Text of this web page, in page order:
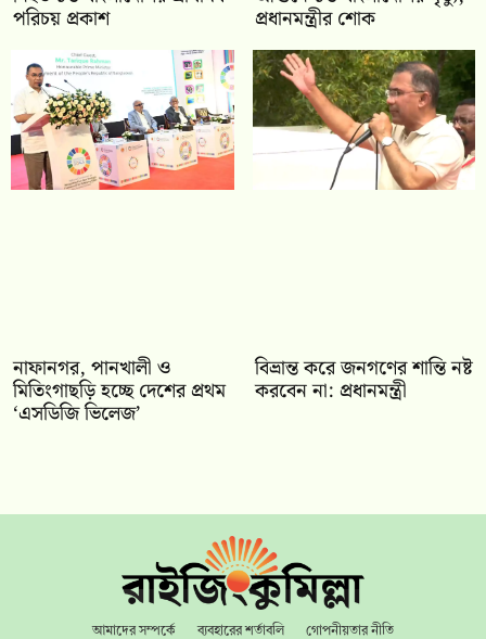
পরিচয় প্রকাশ প্রধানমন্ত্রীর শোক
নাফানগর, পানখালী ও
মিতিংগাছড়ি হচ্ছে দেশের প্রথম
‘এসডিজি ভিলেজ’
বিভ্রান্ত করে জনগণের শান্তি নষ্ট
করবেন না: প্রধানমন্ত্রী
আমাদের সম্পর্কে ব্যবহারের শর্তাবলি গোপনীয়তার নীতি